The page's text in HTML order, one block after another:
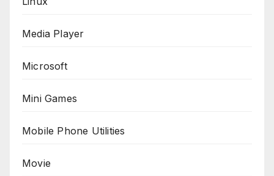
Media Player
Microsoft
Mini Games
Mobile Phone Utilities
Movie